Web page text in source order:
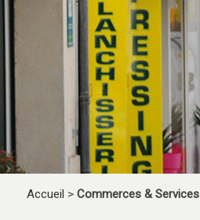
Accueil > Commerces & Services